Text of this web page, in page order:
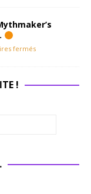
fermés
!